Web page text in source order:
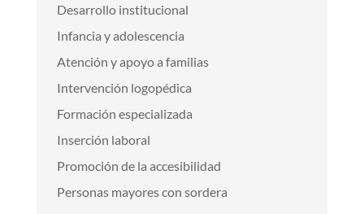
Desarrollo institucional
Infancia y adolescencia
Atención y apoyo a familias
Intervención logopédica
Formación especializada
Inserción laboral
Promoción de la accesibilidad
Personas mayores con sordera